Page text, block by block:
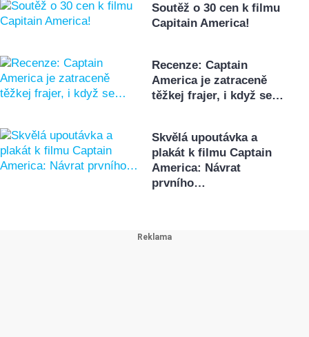
Soutěž o 30 cen k filmu
Capitain America!
Recenze: Captain
America je zatraceně
těžkej frajer, i když se…
Skvělá upoutávka a
plakát k filmu Captain
America: Návrat
prvního…